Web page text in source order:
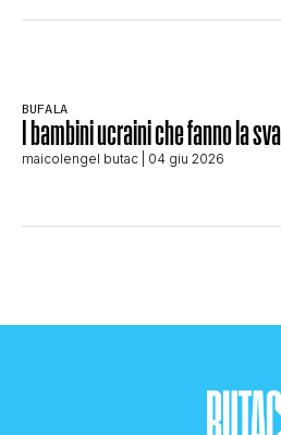
BUFALA
I bambini ucraini che fanno la
maicolengel butac | 04 giu 2026